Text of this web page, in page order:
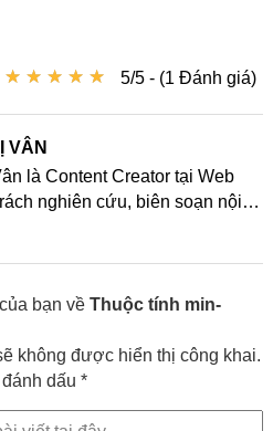
★ ★ ★ ★ ★
★ ★ ★ ★ ★ 5/5 - (1 Đánh giá)
VÂN
là Content Creator tại Web
nghiên cứu, biên soạn nội
sẻ kiến thức về website, SEO,
bạn về Thuộc tính min-
không được hiển thị công khai.
dấu *